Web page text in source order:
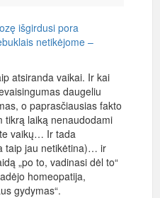
išgirdusi pora
netikėjome –
atsiranda vaikai. Ir kai
daugeliu
o paprasčiausias fakto
tikrą laiką nenaudodami
vaikų… Ir tada
taip jau netikėtina)… ir
„po to, vadinasi dėl to“
homeopatija,
gydymas“.